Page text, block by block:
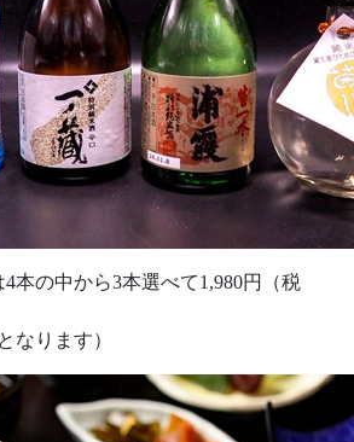
本の中から3本選べて1,980円（税
なります）